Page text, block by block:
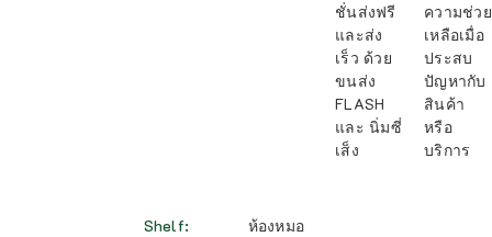
ชั่นส่งฟรี
และส่ง
เร็ว ด้วย
ขนส่ง
FLASH
และ นิ่มซี่
เส็ง
ความช่วย
เหลือเมื่อ
ประสบ
ปัญหากับ
สินค้า
หรือ
บริการ
Shelf ห้องหมอ